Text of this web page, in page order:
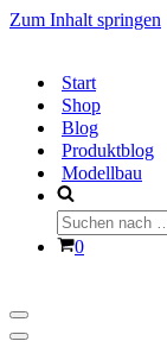
Zum Inhalt springen
Start
Shop
Blog
Produktblog
Modellbau
Suchen
nach …
Warenkorb
0
Navigationsmenü
Navigationsmenü